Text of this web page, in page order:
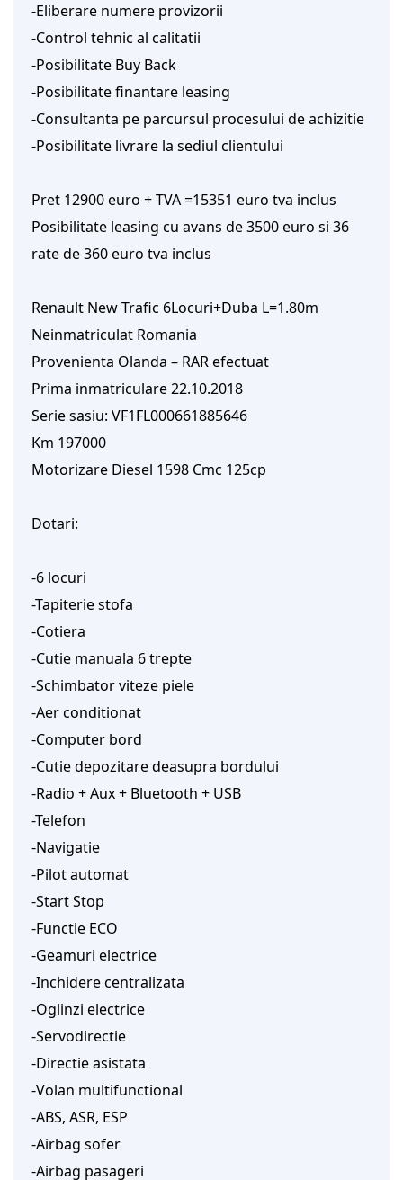
-Eliberare numere provizorii
-Control tehnic al calitatii
-Posibilitate Buy Back
-Posibilitate finantare leasing
-Consultanta pe parcursul procesului de achizitie
-Posibilitate livrare la sediul clientului
Pret 12900 euro + TVA =15351 euro tva inclus
Posibilitate leasing cu avans de 3500 euro si 36
rate de 360 euro tva inclus
Renault New Trafic 6Locuri+Duba L=1.80m
Neinmatriculat Romania
Provenienta Olanda – RAR efectuat
Prima inmatriculare 22.10.2018
Serie sasiu: VF1FL000661885646
Km 197000
Motorizare Diesel 1598 Cmc 125cp
Dotari:
-6 locuri
-Tapiterie stofa
-Cotiera
-Cutie manuala 6 trepte
-Schimbator viteze piele
-Aer conditionat
-Computer bord
-Cutie depozitare deasupra bordului
-Radio + Aux + Bluetooth + USB
-Telefon
-Navigatie
-Pilot automat
-Start Stop
-Functie ECO
-Geamuri electrice
-Inchidere centralizata
-Oglinzi electrice
-Servodirectie
-Directie asistata
-Volan multifunctional
-ABS, ASR, ESP
-Airbag sofer
-Airbag pasageri